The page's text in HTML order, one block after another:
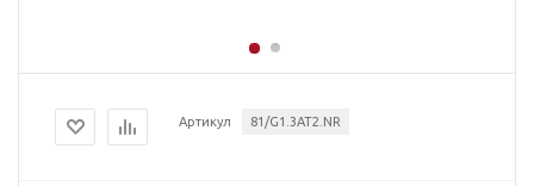
Артикул 81/G1.3AT2.NR